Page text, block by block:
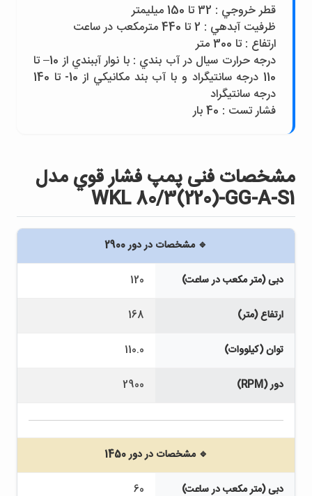
قطر خروجي : 32 تا 150 ميليمتر
ظرفيت آبدهي : 2 تا 440 مترمکعب در ساعت
ارتفاع : تا 300 متر
درجه حرارت سيال در آب بندي : با نوار آببندي از 10– تا
110 درجه سانتيگراد و با آب بند مکانيکي از 10- تا 140
درجه سانتيگراد
فشار تست : 40 بار
مشخصات فنی پمپ فشار قوي مدل
WKL 80/3(220)-GG-A-S1
🔹 مشخصات در دور 2900
دبی (متر مکعب در ساعت) 120
ارتفاع (متر) 168
توان (کیلووات) 110.0
دور (RPM) 2900
🔹 مشخصات در دور 1450
دبی (متر مکعب در ساعت) 60